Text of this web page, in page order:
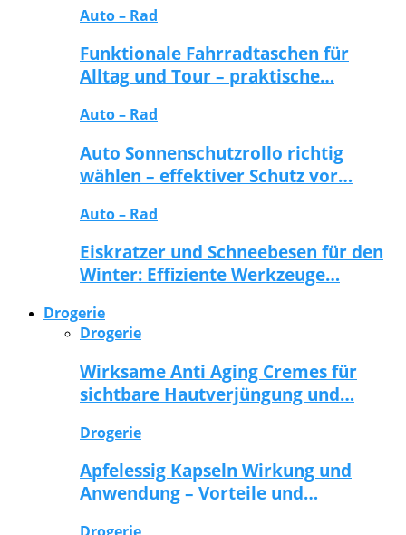
Auto – Rad
Funktionale Fahrradtaschen für
Alltag und Tour – praktische…
Auto – Rad
Auto Sonnenschutzrollo richtig
wählen – effektiver Schutz vor…
Auto – Rad
Eiskratzer und Schneebesen für den
Winter: Effiziente Werkzeuge…
Drogerie
Drogerie
Wirksame Anti Aging Cremes für
sichtbare Hautverjüngung und…
Drogerie
Apfelessig Kapseln Wirkung und
Anwendung – Vorteile und…